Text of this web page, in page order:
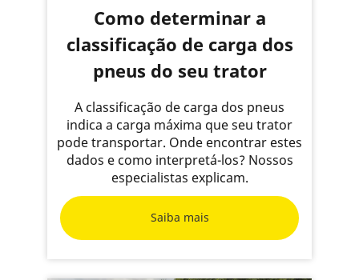
Como determinar a
classificação de carga dos
pneus do seu trator
A classificação de carga dos pneus
indica a carga máxima que seu trator
pode transportar. Onde encontrar estes
dados e como interpretá-los? Nossos
especialistas explicam.
Saiba mais